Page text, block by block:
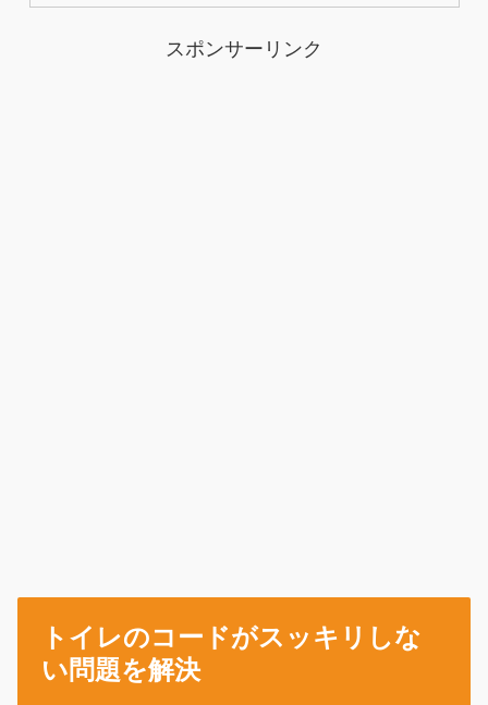
スポンサーリンク
トイレのコードがスッキリしな
い問題を解決